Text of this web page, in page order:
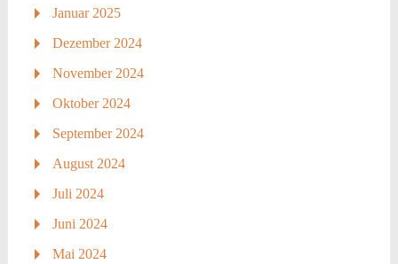
Januar 2025
Dezember 2024
November 2024
Oktober 2024
September 2024
August 2024
Juli 2024
Juni 2024
Mai 2024